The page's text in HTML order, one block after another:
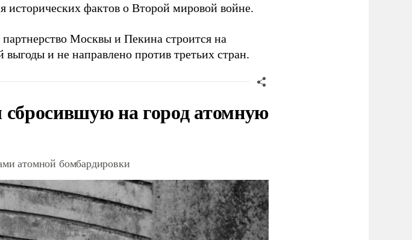
исторических фактов о Второй мировой войне.
партнерство Москвы и Пекина строится на
и не направлено против третьих стран.
на город атомную
атомной бомбардировки